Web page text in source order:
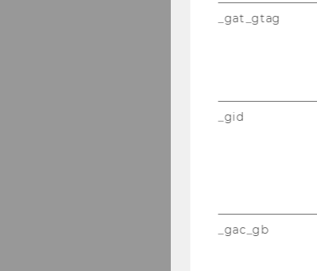
_gat_gtag
_gid
_gac_gb